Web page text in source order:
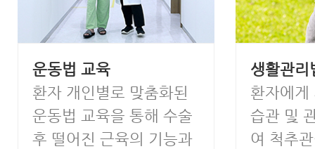
운동법 교육
환자 개인별로 맞춤화된
운동법 교육을 통해 수술
후 떨어진 근육의 기능과
생활관리
환자에게
습관 및
여 척추